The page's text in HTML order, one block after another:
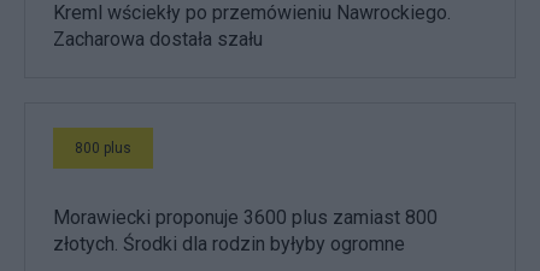
Kreml wściekły po przemówieniu Nawrockiego.
Zacharowa dostała szału
800 plus
Morawiecki proponuje 3600 plus zamiast 800
złotych. Środki dla rodzin byłyby ogromne